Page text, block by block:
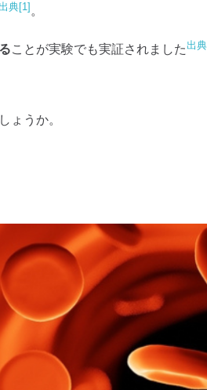
典[1]。
ことが実験でも実証されました出
ょうか。